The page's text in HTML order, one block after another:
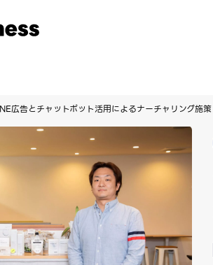
セミナー
広告とチャットボット活用によるナーチャリング施策